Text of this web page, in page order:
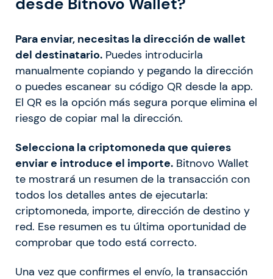
Para enviar, necesitas la dirección de wallet
del destinatario. Puedes introducirla
manualmente copiando y pegando la dirección
o puedes escanear su código QR desde la app.
El QR es la opción más segura porque elimina el
riesgo de copiar mal la dirección.
Selecciona la criptomoneda que quieres
enviar e introduce el importe. Bitnovo Wallet
te mostrará un resumen de la transacción con
todos los detalles antes de ejecutarla:
criptomoneda, importe, dirección de destino y
red. Ese resumen es tu última oportunidad de
comprobar que todo está correcto.
Una vez que confirmes el envío, la transacción